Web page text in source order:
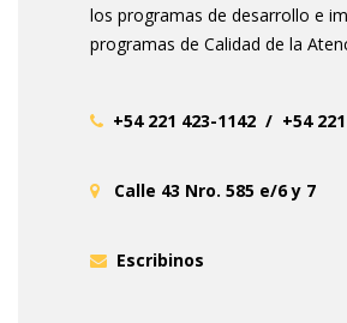
los programas de desarrollo e
programas de Calidad de la
+54 221 423-1142 / +54
Calle 43 Nro. 585 e/6 y 7
Escribinos